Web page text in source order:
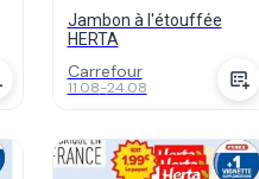
Jambon à l'étouffée
HERTA
Carrefour
11.08-24.08